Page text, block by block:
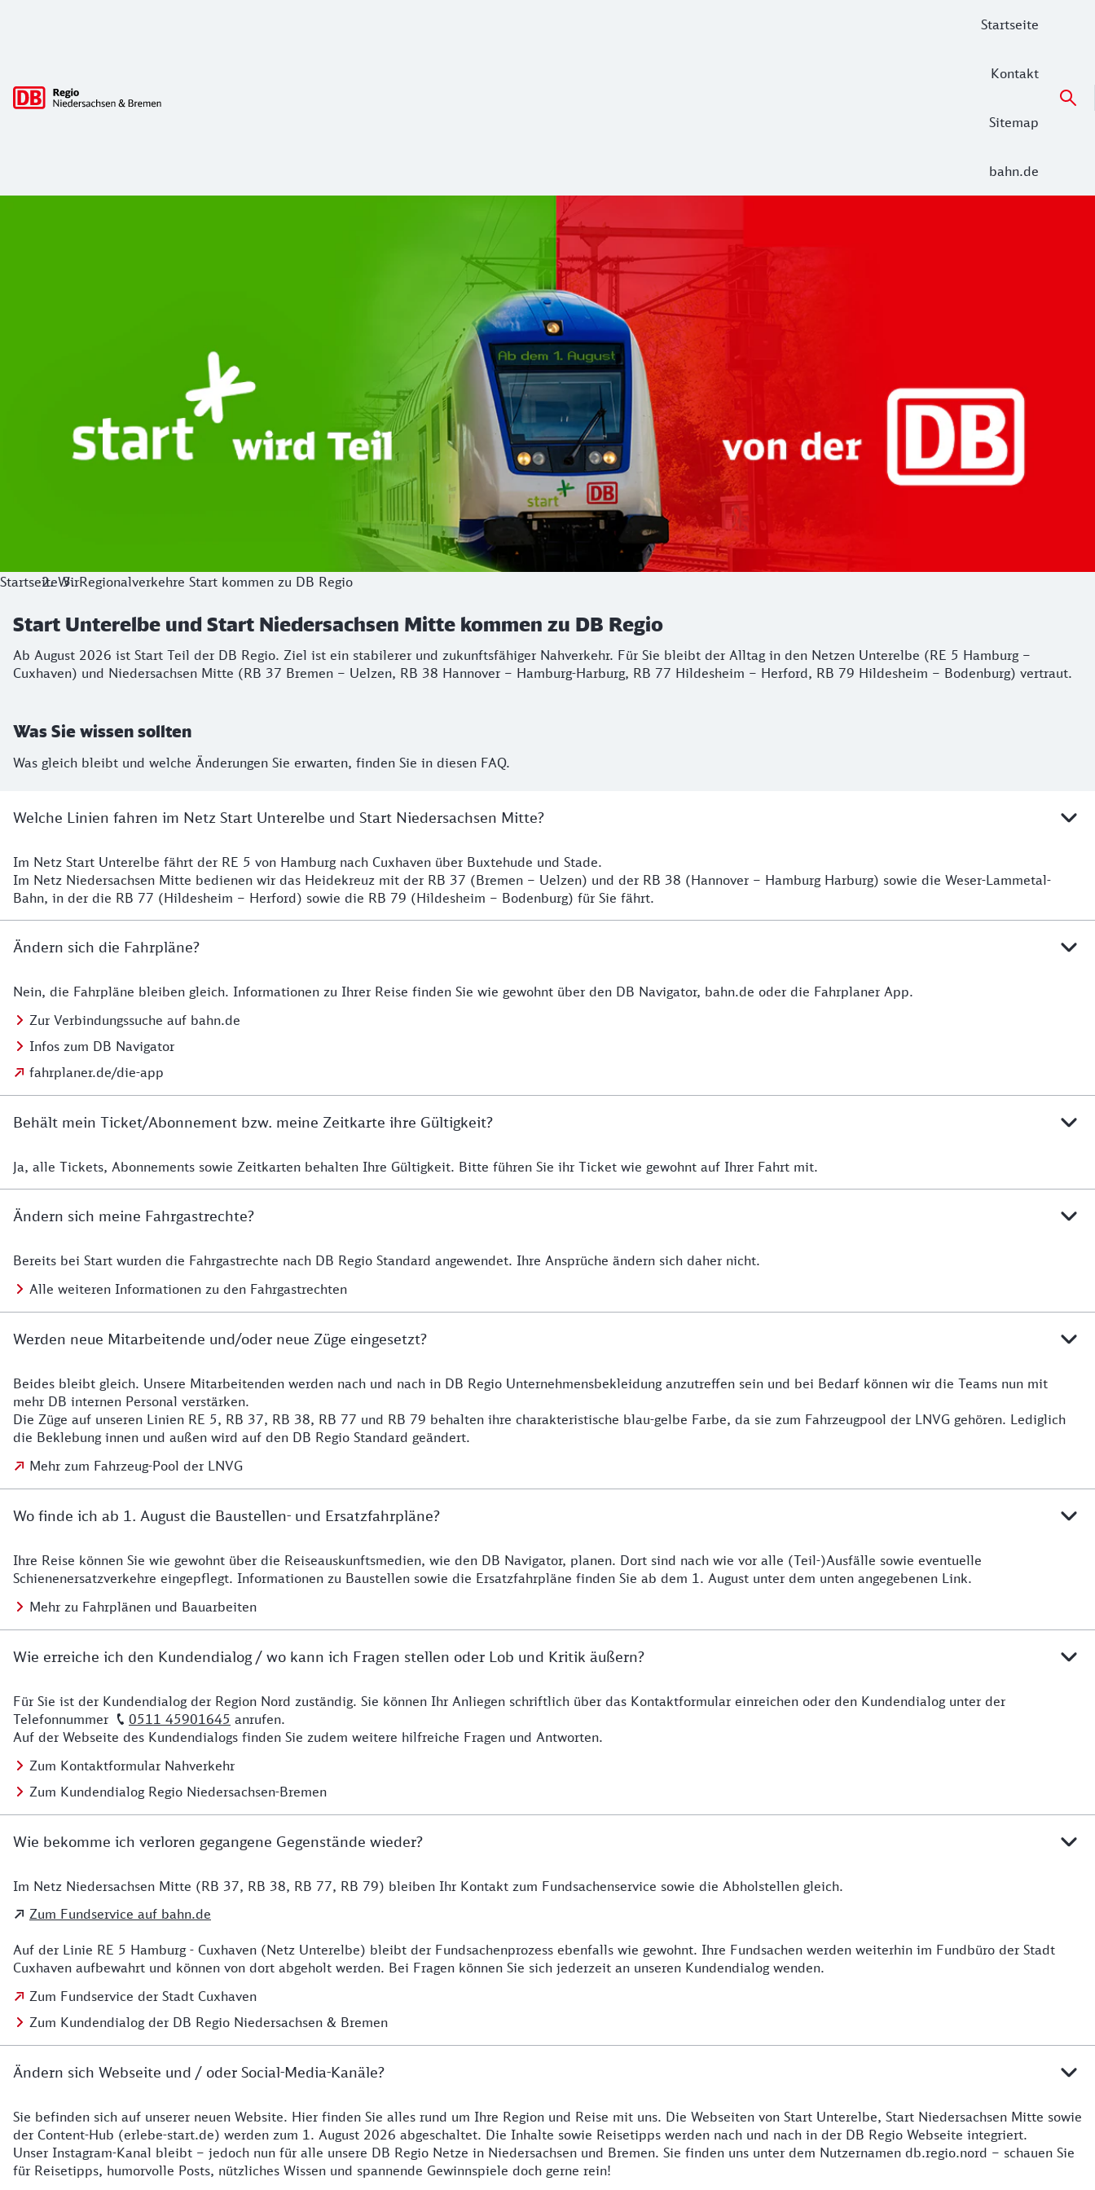
Startseite
Kontakt
Sitemap
bahn.de
Start Unterelbe und Start Niedersachsen Mitte kommen zu DB Regio
Ab August 2026 ist Start Teil der DB Regio. Ziel ist ein stabilerer und zukunftsfähiger Nahverkehr. Für Sie bleibt der Alltag in den Netzen Unterelbe (RE 5 Hamburg –
StartseiteWirRegionalverkehre Start kommen zu DB Regio
Start Unterelbe und Start Niedersachsen Mitte kommen zu DB Regio
Ab August 2026 ist Start Teil der DB Regio. Ziel ist ein stabilerer und zukunftsfähiger Nahverkehr. Für Sie bleibt der Alltag in den Netzen Unterelbe (RE 5 Hamburg –
Cuxhaven) und Niedersachsen Mitte (RB 37 Bremen – Uelzen, RB 38 Hannover – Hamburg-Harburg, RB 77 Hildesheim – Herford, RB 79 Hildesheim – Bodenburg) vertraut.
Was Sie wissen sollten
Was gleich bleibt und welche Änderungen Sie erwarten, finden Sie in diesen FAQ.
Welche Linien fahren im Netz Start Unterelbe und Start Niedersachsen Mitte?
Details
Im Netz Start Unterelbe fährt der RE 5 von Hamburg nach Cuxhaven über Buxtehude und Stade.
Im Netz Niedersachsen Mitte bedienen wir das Heidekreuz mit der RB 37 (Bremen – Uelzen) und der RB 38 (Hannover – Hamburg Harburg) sowie die Weser-Lammetal-
Bahn, in der die RB 77 (Hildesheim – Herford) sowie die RB 79 (Hildesheim – Bodenburg) für Sie fährt.
Ändern sich die Fahrpläne?
Details zu den Fahrplänen
Nein, die Fahrpläne bleiben gleich. Informationen zu Ihrer Reise finden Sie wie gewohnt über den DB Navigator, bahn.de oder die Fahrplaner App.
Zur Verbindungssuche auf bahn.de
Infos zum DB Navigator
fahrplaner.de/die-app
Behält mein Ticket/Abonnement bzw. meine Zeitkarte ihre Gültigkeit?
Details zur Zeitkarte
Ja, alle Tickets, Abonnements sowie Zeitkarten behalten Ihre Gültigkeit. Bitte führen Sie ihr Ticket wie gewohnt auf Ihrer Fahrt mit.
Ändern sich meine Fahrgastrechte?
Details zu Fahrgastrechten
Bereits bei Start wurden die Fahrgastrechte nach DB Regio Standard angewendet. Ihre Ansprüche ändern sich daher nicht.
Alle weiteren Informationen zu den Fahrgastrechten
Werden neue Mitarbeitende und/oder neue Züge eingesetzt?
Details zu den Mitarbeitenden
Beides bleibt gleich. Unsere Mitarbeitenden werden nach und nach in DB Regio Unternehmensbekleidung anzutreffen sein und bei Bedarf können wir die Teams nun mit
mehr DB internen Personal verstärken.
Die Züge auf unseren Linien RE 5, RB 37, RB 38, RB 77 und RB 79 behalten ihre charakteristische blau-gelbe Farbe, da sie zum Fahrzeugpool der LNVG gehören. Lediglich
die Beklebung innen und außen wird auf den DB Regio Standard geändert.
Mehr zum Fahrzeug-Pool der LNVG
Wo finde ich ab 1. August die Baustellen- und Ersatzfahrpläne?
Details zu Baustelle
Ihre Reise können Sie wie gewohnt über die Reiseauskunftsmedien, wie den DB Navigator, planen. Dort sind nach wie vor alle (Teil-)Ausfälle sowie eventuelle
Schienenersatzverkehre eingepflegt. Informationen zu Baustellen sowie die Ersatzfahrpläne finden Sie ab dem 1. August unter dem unten angegebenen Link.
Mehr zu Fahrplänen und Bauarbeiten
Wie erreiche ich den Kundendialog / wo kann ich Fragen stellen oder Lob und Kritik äußern?
Details zu Kontakt
Für Sie ist der Kundendialog der Region Nord zuständig. Sie können Ihr Anliegen schriftlich über das Kontaktformular einreichen oder den Kundendialog unter der
Telefonnummer
0511 45901645 anrufen.
Auf der Webseite des Kundendialogs finden Sie zudem weitere hilfreiche Fragen und Antworten.
Zum Kontaktformular Nahverkehr
Zum Kundendialog Regio Niedersachsen-Bremen
Wie bekomme ich verloren gegangene Gegenstände wieder?
Details zu Kontakt
Im Netz Niedersachsen Mitte (RB 37, RB 38, RB 77, RB 79) bleiben Ihr Kontakt zum Fundsachenservice sowie die Abholstellen gleich.
Zum Fundservice auf bahn.de
Auf der Linie RE 5 Hamburg - Cuxhaven (Netz Unterelbe) bleibt der Fundsachenprozess ebenfalls wie gewohnt. Ihre Fundsachen werden weiterhin im Fundbüro der Stadt
Cuxhaven aufbewahrt und können von dort abgeholt werden. Bei Fragen können Sie sich jederzeit an unseren Kundendialog wenden.
Zum Fundservice der Stadt Cuxhaven
Zum Kundendialog der DB Regio Niedersachsen & Bremen
Ändern sich Webseite und / oder Social-Media-Kanäle?
Details zur Website
Sie befinden sich auf unserer neuen Website. Hier finden Sie alles rund um Ihre Region und Reise mit uns. Die Webseiten von Start Unterelbe, Start Niedersachsen Mitte sowie
der Content-Hub (erlebe-start.de) werden zum 1. August 2026 abgeschaltet. Die Inhalte sowie Reisetipps werden nach und nach in der DB Regio Webseite integriert.
Unser Instagram-Kanal bleibt – jedoch nun für alle unsere DB Regio Netze in Niedersachsen und Bremen. Sie finden uns unter dem Nutzernamen db.regio.nord – schauen Sie
für Reisetipps, humorvolle Posts, nützliches Wissen und spannende Gewinnspiele doch gerne rein!